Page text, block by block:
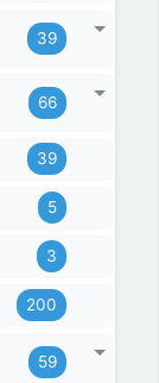
39
66
39
5
3
200
59